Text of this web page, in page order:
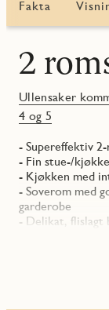
Fakta
2
Ullensaker
4 og 5
- Supereffektiv
- Fin stue-/
- Kjøkken med
- Soverom med
garderobe
- Delikat, flislagt
- Praktisk entré
- I tillegg